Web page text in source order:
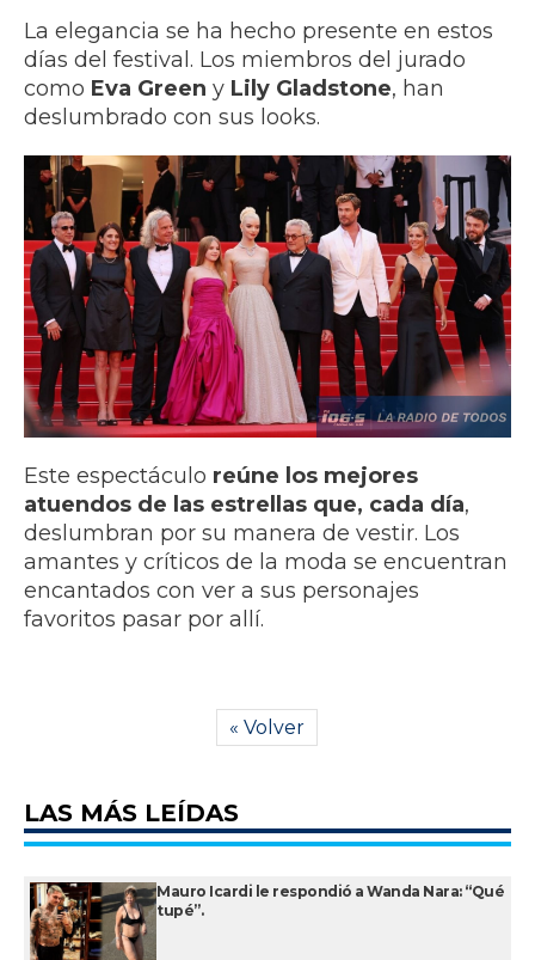
La elegancia se ha hecho presente en estos
días del festival. Los miembros del jurado
como Eva Green y Lily Gladstone, han
deslumbrado con sus looks.
Este espectáculo reúne los mejores
atuendos de las estrellas que, cada día,
deslumbran por su manera de vestir. Los
amantes y críticos de la moda se encuentran
encantados con ver a sus personajes
favoritos pasar por allí.
« Volver
LAS MÁS LEÍDAS
Mauro Icardi le respondió a Wanda Nara: “Qué
tupé”.